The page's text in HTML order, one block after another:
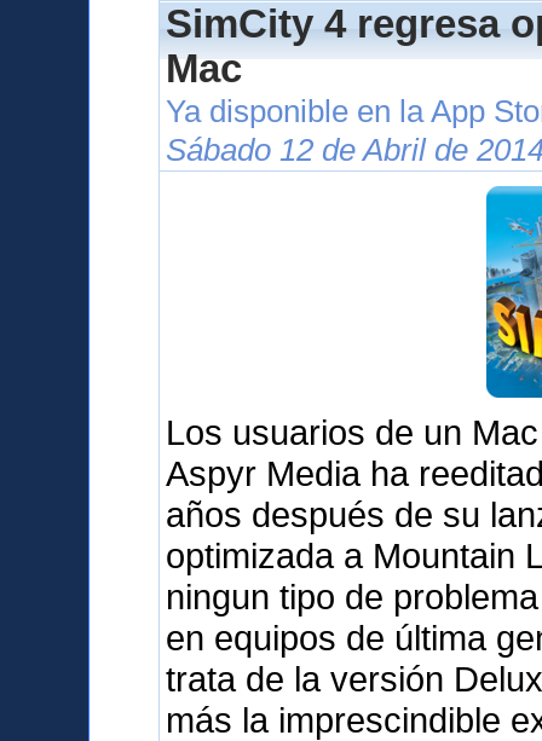
SimCity 4 regresa
Mac
Ya disponible en la App
Sábado 12 de Abril de
Los usuarios de un
Aspyr Media ha
años después de su
optimizada a Mountain
ningun tipo de
en equipos de última
trata de la versión
más la imprescindible